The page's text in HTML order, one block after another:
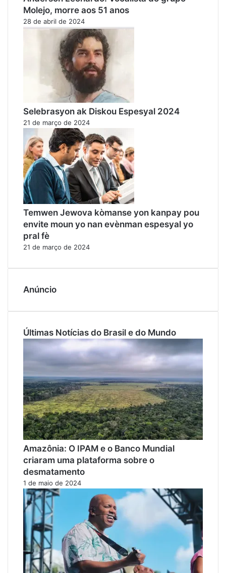
Molejo, morre aos 51 anos
28 de abril de 2024
Selebrasyon ak Diskou Espesyal 2024
21 de março de 2024
Temwen Jewova kòmanse yon kanpay pou
envite moun yo nan evènman espesyal yo
pral fè
21 de março de 2024
Anúncio
Últimas Notícias do Brasil e do Mundo
Amazônia: O IPAM e o Banco Mundial
criaram uma plataforma sobre o
desmatamento
1 de maio de 2024